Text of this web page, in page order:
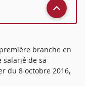
branche en
de sa
du 8 octobre 2016,